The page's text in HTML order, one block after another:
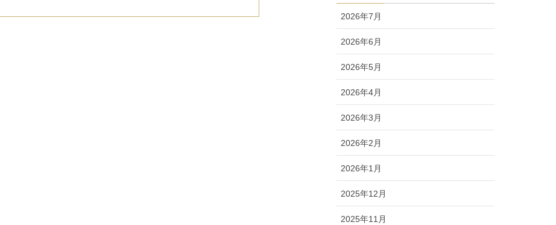
2026年7月
2026年6月
2026年5月
2026年4月
2026年3月
2026年2月
2026年1月
2025年12月
2025年11月